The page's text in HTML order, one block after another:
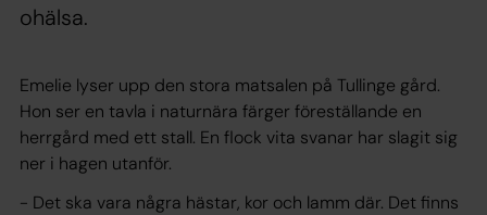
ohälsa.
Emelie lyser upp den stora matsalen på Tullinge gård.
Hon ser en tavla i naturnära färger föreställande en
herrgård med ett stall. En flock vita svanar har slagit sig
ner i hagen utanför.
- Det ska vara några hästar, kor och lamm där. Det finns